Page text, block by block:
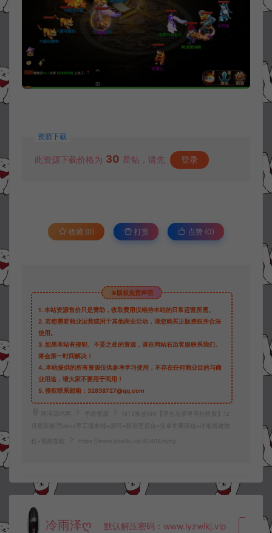
资源下载
此资源下载价格为 30 星钻，请先 登录
收藏 (0) 打赏 点赞 (0)
©版权免责声明
1. 本站资源售价只是赞助，收取费用仅维持本站的日常运营所需。
2. 若您需要商业运营或用于其他商业活动，请您购买正版授权并合法
使用。
3. 如果本站有侵犯、不妥之处的资源，请在网站右边客服联系我们。
将会第一时间解决！
4. 本站提供的所有资源仅供参考学习使用，不存在任何商业目的与商
业用途，请大家不要用于商用！
5. 侵权联系邮箱：32838727@qq.com
阿泽源码网 手游资源
MT3换皮MH【浮生若梦尊享挂机版】12
月最新整理Linux手工服务端+源码+新管理后台+安卓苹果双端+详细搭建教
程+视频教程 https://www.lyzwlkj.vip/42404/syzy/
冷雨泽ღ 默认解压密码：www.lyzwlkj.vip 复